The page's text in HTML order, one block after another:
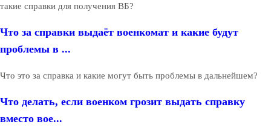
такие справки для получения ВБ?
Что за справки выдаёт военкомат и какие будут
проблемы в ...
Что это за справка и какие могут быть проблемы в дальнейшем?
Что делать, если военком грозит выдать справку
вместо вое...